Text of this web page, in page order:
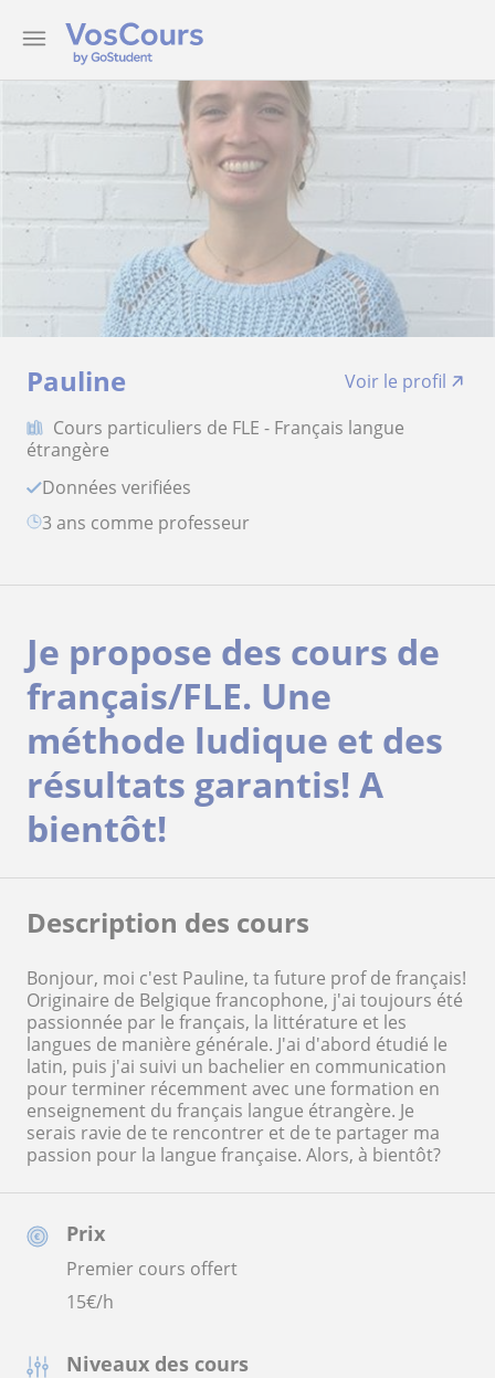
Pauline
Voir le profil
Cours particuliers de FLE - Français langue
étrangère
Données verifiées
3 ans comme professeur
Prix
Premier cours offert
15€/h
Niveaux des cours
Je propose des cours de
français/FLE. Une
méthode ludique et des
résultats garantis! A
bientôt!
Description des cours
Bonjour, moi c'est Pauline, ta future prof de français!
Originaire de Belgique francophone, j'ai toujours été
passionnée par le français, la littérature et les
langues de manière générale. J'ai d'abord étudié le
latin, puis j'ai suivi un bachelier en communication
pour terminer récemment avec une formation en
enseignement du français langue étrangère. Je
serais ravie de te rencontrer et de te partager ma
passion pour la langue française. Alors, à bientôt?